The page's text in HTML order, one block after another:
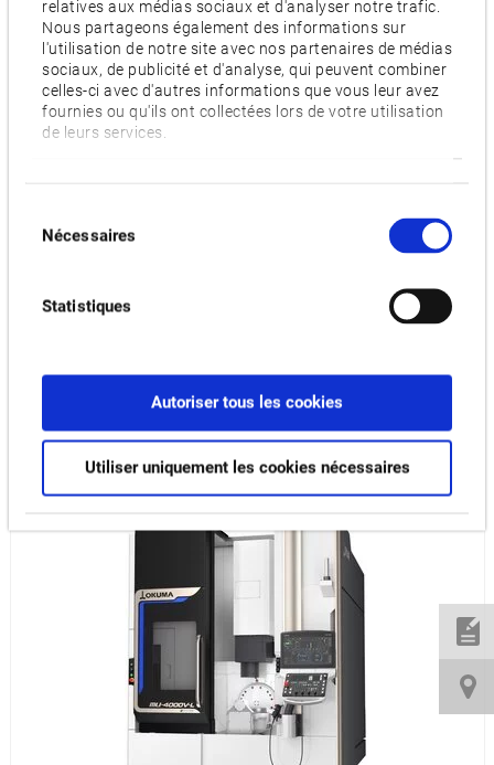
relatives aux médias sociaux et d'analyser notre trafic.
Nous partageons également des informations sur
l'utilisation de notre site avec nos partenaires de médias
sociaux, de publicité et d'analyse, qui peuvent combiner
celles-ci avec d'autres informations que vous leur avez
fournies ou qu'ils ont collectées lors de votre utilisation
de leurs services.
Nécessaires
Statistiques
Autoriser tous les cookies
Utiliser uniquement les cookies nécessaires
SÉRIE GENOS M-H
SÉRIE MS